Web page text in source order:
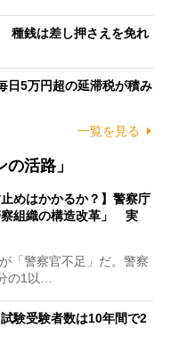
種銭は差し押さえを免れ
日5万円超の延滞税が積み
一覧を見る
活路」
めはかかるか？】警察庁
察組織の構造改革」 実
「警察官不足」だ。警察
の1以…
験受験者数は10年間で2